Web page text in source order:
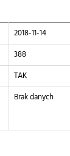
2018-11-14
388
TAK
Brak danych